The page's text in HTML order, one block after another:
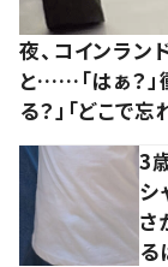
夜、コインラン
と……「はぁ？」
る？」「どこで
3
シ
さ
る